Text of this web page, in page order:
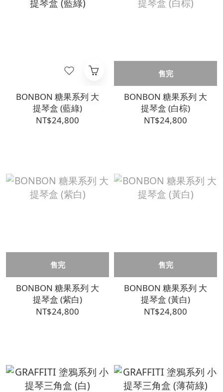
BONBON 糖果系列 大
提琴盒 (藍綠)
NT$24,800
售完
BONBON 糖果系列 大
提琴盒 (白棕)
NT$24,800
售完
BONBON 糖果系列 大
提琴盒 (紫白)
NT$24,800
售完
BONBON 糖果系列 大
提琴盒 (黃白)
NT$24,800